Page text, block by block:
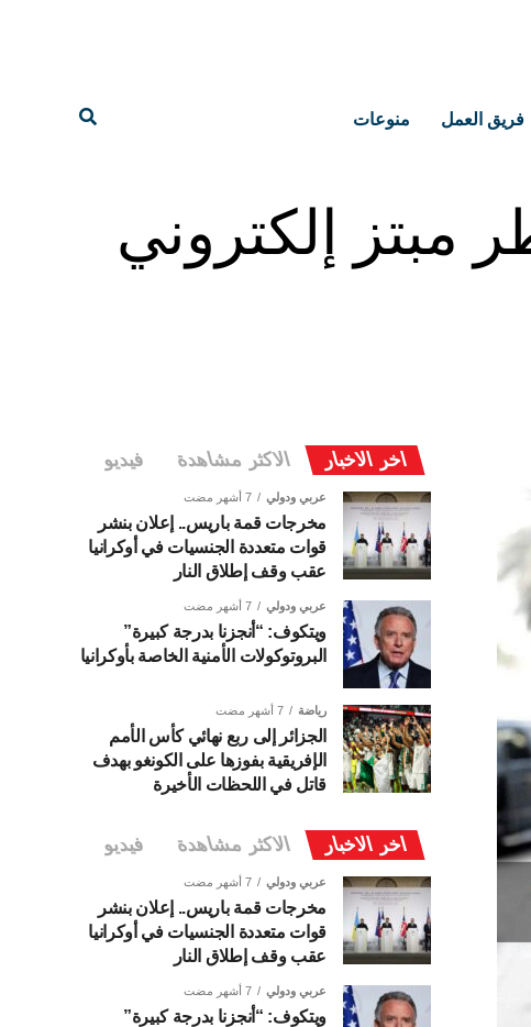
فريق العمل منوعات
مبتز إلكتروني
اخر الاخبار الاكثر مشاهدة فيديو
عربي ودولي 7 أشهر مضت
مخرجات قمة باريس.. إعلان بنشر
قوات متعددة الجنسيات في أوكرانيا
عقب وقف إطلاق النار
عربي ودولي 7 أشهر مضت
ويتكوف: “أنجزنا بدرجة كبيرة”
البروتوكولات الأمنية الخاصة بأوكرانيا
رياضة 7 أشهر مضت
الجزائر إلى ربع نهائي كأس الأمم
الإفريقية بفوزها على الكونغو بهدف
قاتل في اللحظات الأخيرة
اخر الاخبار الاكثر مشاهدة فيديو
عربي ودولي 7 أشهر مضت
مخرجات قمة باريس.. إعلان بنشر
قوات متعددة الجنسيات في أوكرانيا
عقب وقف إطلاق النار
عربي ودولي 7 أشهر مضت
ويتكوف: “أنجزنا بدرجة كبيرة”